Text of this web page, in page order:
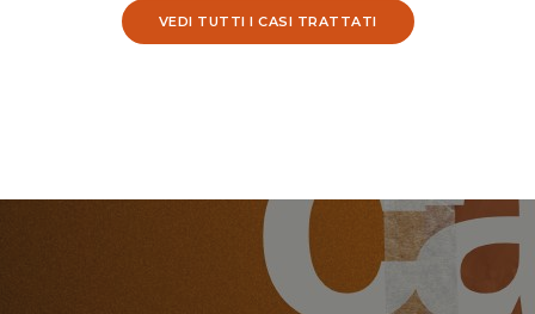
VEDI TUTTI I CASI TRATTATI